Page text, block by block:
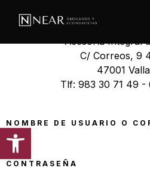
Abrir barra de herramientas
Near Abogados y
Asesoría Integral
C/ Correos, 9
47001
Tlf: 983 30 71 49 -
NOMBRE DE USUARIO O
CONTRASEÑA